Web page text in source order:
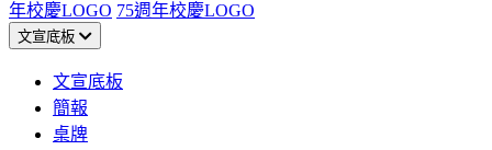
年校慶LOGO 75週年校慶LOGO
文宣底板
文宣底板
簡報
桌牌